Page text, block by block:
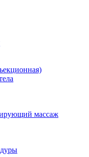
массаж